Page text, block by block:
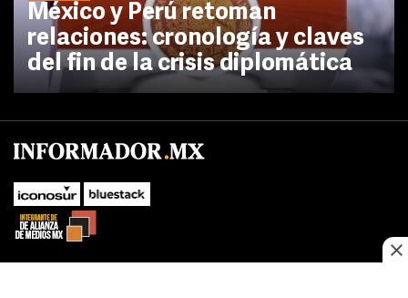
México y Perú retoman
relaciones: cronología y claves
del fin de la crisis diplomática